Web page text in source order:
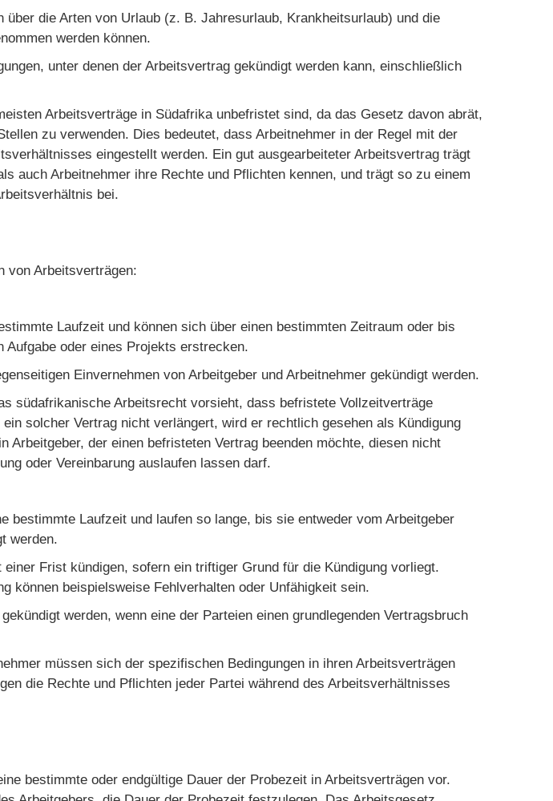
über die Arten von Urlaub (z. B. Jahresurlaub, Krankheitsurlaub) und die
werden können.
unter denen der Arbeitsvertrag gekündigt werden kann, einschließlich
Arbeitsverträge in Südafrika unbefristet sind, da das Gesetz davon abrät,
zu verwenden. Dies bedeutet, dass Arbeitnehmer in der Regel mit der
eingestellt werden. Ein gut ausgearbeiteter Arbeitsvertrag trägt
auch Arbeitnehmer ihre Rechte und Pflichten kennen, und trägt so zu einem
bei.
von Arbeitsverträgen:
Laufzeit und können sich über einen bestimmten Zeitraum oder bis
Aufgabe oder eines Projekts erstrecken.
Einvernehmen von Arbeitgeber und Arbeitnehmer gekündigt werden.
südafrikanische Arbeitsrecht vorsieht, dass befristete Vollzeitverträge
solcher Vertrag nicht verlängert, wird er rechtlich gesehen als Kündigung
Arbeitgeber, der einen befristeten Vertrag beenden möchte, diesen nicht
oder Vereinbarung auslaufen lassen darf.
bestimmte Laufzeit und laufen so lange, bis sie entweder vom Arbeitgeber
werden.
Frist kündigen, sofern ein triftiger Grund für die Kündigung vorliegt.
können beispielsweise Fehlverhalten oder Unfähigkeit sein.
werden, wenn eine der Parteien einen grundlegenden Vertragsbruch
müssen sich der spezifischen Bedingungen in ihren Arbeitsverträgen
die Rechte und Pflichten jeder Partei während des Arbeitsverhältnisses
bestimmte oder endgültige Dauer der Probezeit in Arbeitsverträgen vor.